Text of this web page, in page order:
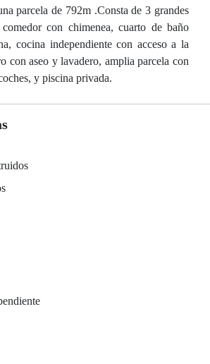
parcela de 792m .Consta de 3 grandes
con chimenea, cuarto de baño
cocina independiente con acceso a la
con aseo y lavadero, amplia parcela con
y piscina privada.